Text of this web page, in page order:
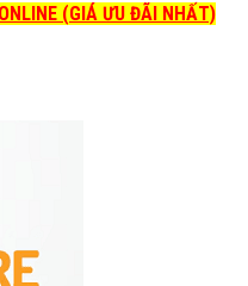
(GIÁ ƯU ĐÃI NHẤT)